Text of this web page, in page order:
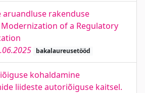
aruandluse rakenduse
of a Regulatory
bakalaureusetööd
kohaldamine
liideste autoriõiguse kaitsel.